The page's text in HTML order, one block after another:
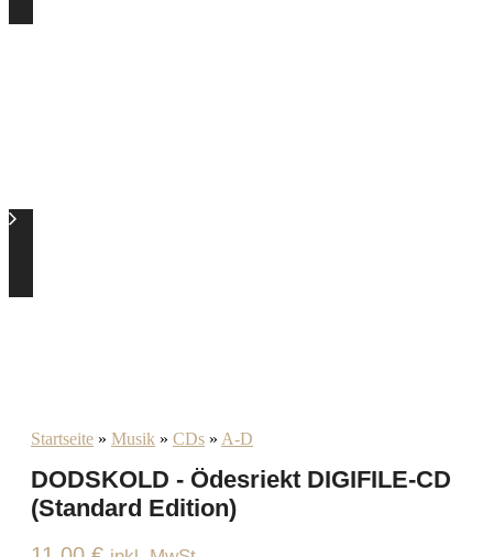
Startseite » Musik » CDs » A-D
DODSKOLD - Ödesriekt DIGIFILE-CD
(Standard Edition)